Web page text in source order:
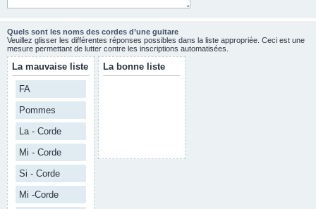
Quels sont les noms des cordes d’une guitare
Veuillez glisser les différentes réponses possibles dans la liste appropriée. Ceci est une
mesure permettant de lutter contre les inscriptions automatisées.
La mauvaise liste
FA
Pommes
La - Corde
Mi - Corde
Si - Corde
Mi -Corde
La bonne liste